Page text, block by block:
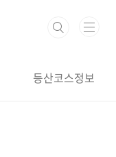
등산코스정보